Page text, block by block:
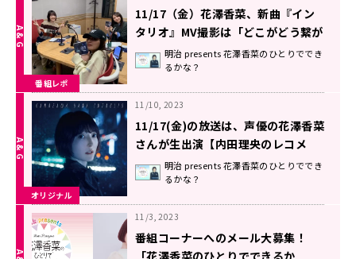
番組レポ
11/17（金）花澤香菜、新曲『イン
タリオ』MV撮影は「どこがどう繋が
るかもわからなかった！」【内田理
央のレコメン！FRIDAY】
明治 presents 花澤香菜のひとりででき
るかな？
オリジナル
11/10, 2023
11/17(金)の放送は、声優の花澤香菜
さんが生出演【内田理央のレコメ
ン！FRIDAY】
明治 presents 花澤香菜のひとりででき
るかな？
11/3, 2023
番組コーナーへのメール大募集！
「花澤香菜のひとりでできるか